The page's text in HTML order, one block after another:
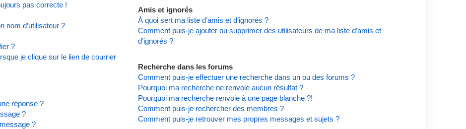
pas correcte !
nom d’utilisateur ?
?
je clique sur le lien de courrier
réponse ?
?
?
Amis et ignorés
À quoi sert ma liste d’amis et d’ignorés ?
Comment puis-je ajouter ou supprimer des utilisateurs de ma liste d’amis et
d’ignorés ?
Recherche dans les forums
Comment puis-je effectuer une recherche dans un ou des forums ?
Pourquoi ma recherche ne renvoie aucun résultat ?
Pourquoi ma recherche renvoie à une page blanche ?!
Comment puis-je rechercher des membres ?
Comment puis-je retrouver mes propres messages et sujets ?